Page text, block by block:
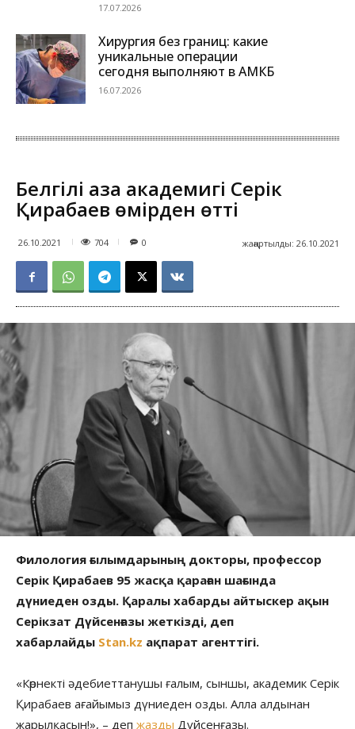
17.07.2026
Хирургия без границ: какие
уникальные операции
сегодня выполняют в АМКБ
16.07.2026